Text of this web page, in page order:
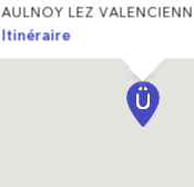
AULNOY LEZ
Itinéraire